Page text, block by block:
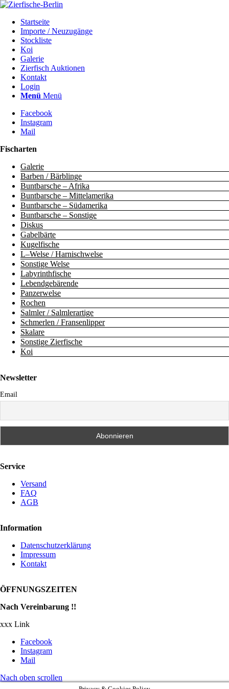
Startseite
Importe / Neuzugänge
Stockliste
Koi
Galerie
Zierfisch Auktionen
Kontakt
Login
Menü Menü
Facebook
Instagram
Mail
Fischarten
Galerie
Barben / Bärblinge
Buntbarsche – Afrika
Buntbarsche – Mittelamerika
Buntbarsche – Südamerika
Buntbarsche – Sonstige
Diskus
Gabelbärte
Kugelfische
L–Welse / Harnischwelse
Sonstige Welse
Labyrinthfische
Lebendgebärende
Panzerwelse
Rochen
Salmler / Salmlerartige
Schmerlen / Fransenlipper
Skalare
Sonstige Zierfische
Koi
Newsletter
Email
Service
Versand
FAQ
AGB
Information
Datenschutzerklärung
Impressum
Kontakt
ÖFFNUNGSZEITEN
Nach Vereinbarung !!
xxx Link
Facebook
Instagram
Mail
Nach oben scrollen